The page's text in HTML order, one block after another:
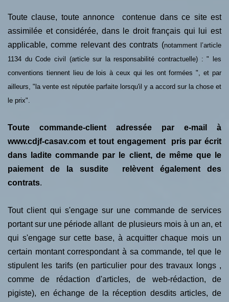
Toute clause, toute annonce contenue dans ce site est
assimilée et considérée, dans le droit français qui lui est
applicable, comme relevant des contrats (notamment l’article
1134 du Code civil (article sur la responsabilité contractuelle) : " les
conventions tiennent lieu de lois à ceux qui les ont formées ", et par
ailleurs, "la vente est réputée parfaite lorsqu'il y a accord sur la chose et
le prix".
Toute commande-client adressée par e-mail à
www.cdjf-casav.com et tout engagement pris par écrit
dans ladite commande par le client, de même que le
paiement de la susdite relèvent également des
contrats.
Tout client qui s'engage sur une commande de services
portant sur une période allant de plusieurs mois à un an, et
qui s'engage sur cette base, à acquitter chaque mois un
certain montant correspondant à sa commande, tel que le
stipulent les tarifs (en particulier pour des travaux longs ,
comme de rédaction d'articles, de web-rédaction, de
pigiste), en échange de la réception desdits articles, de